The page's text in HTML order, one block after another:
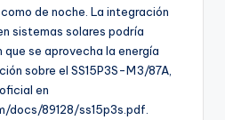
de noche. La integración
sistemas solares podría
se aprovecha la energía
sobre el SS15P3S-M3/87A,
en
89128/ss15p3s.pdf.